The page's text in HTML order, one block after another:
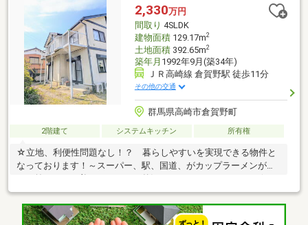
2,330万円
間取り 4SLDK
建物面積129.17m2
土地面積392.65m2
築年月 1992年9月(築34年)
ＪＲ高崎線 倉賀野駅 徒歩11分
その他の交通
群馬県高崎市倉賀野町
2階建て システムキッチン 所有権
☆立地、利便性問題なし！？ 暮らしやすいを実現できる物件と
なっております！～スーパー、駅、国道、がカップラーメンがで
サワホームさん施工の広々した空間+和室、バルコニーまで！
南東方向に吹き抜けてるので、夜空を見ながらバルコニーで一杯
できちゃう物件です♪☆お子様がいらしゃるかた！ペットを飼わ